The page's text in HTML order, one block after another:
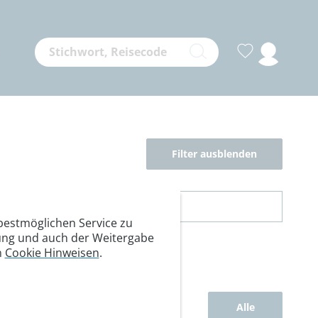
Filter ausblenden
Alle
Service zu
und auch der Weitergabe
Cookie Hinweisen.